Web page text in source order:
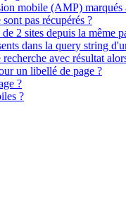
mobile (AMP) marqués
pas récupérés ?
2 sites depuis la même
dans la query string
avec résultat
un libellé de page ?
?
?